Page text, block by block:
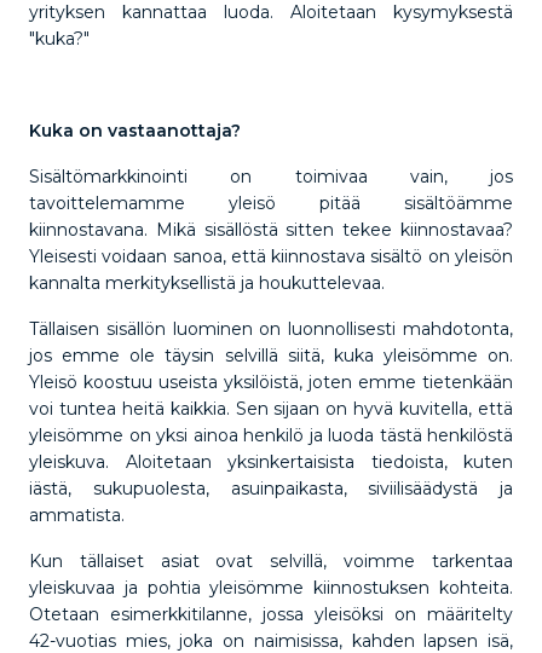
yrityksen kannattaa luoda. Aloitetaan kysymyksestä
"kuka?"
Kuka on vastaanottaja?
Sisältömarkkinointi on toimivaa vain, jos
tavoittelemamme yleisö pitää sisältöämme
kiinnostavana. Mikä sisällöstä sitten tekee kiinnostavaa?
Yleisesti voidaan sanoa, että kiinnostava sisältö on yleisön
kannalta merkityksellistä ja houkuttelevaa.
Tällaisen sisällön luominen on luonnollisesti mahdotonta,
jos emme ole täysin selvillä siitä, kuka yleisömme on.
Yleisö koostuu useista yksilöistä, joten emme tietenkään
voi tuntea heitä kaikkia. Sen sijaan on hyvä kuvitella, että
yleisömme on yksi ainoa henkilö ja luoda tästä henkilöstä
yleiskuva. Aloitetaan yksinkertaisista tiedoista, kuten
iästä, sukupuolesta, asuinpaikasta, siviilisäädystä ja
ammatista.
Kun tällaiset asiat ovat selvillä, voimme tarkentaa
yleiskuvaa ja pohtia yleisömme kiinnostuksen kohteita.
Otetaan esimerkkitilanne, jossa yleisöksi on määritelty
42-vuotias mies, joka on naimisissa, kahden lapsen isä,